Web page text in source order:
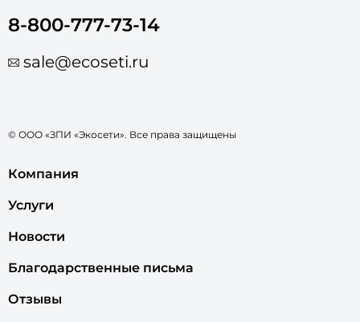
8-800-777-73-14
sale@ecoseti.ru
© ООО «ЗПИ «Экосети». Все права защищены
Компания
Услуги
Новости
Благодарственные письма
Отзывы